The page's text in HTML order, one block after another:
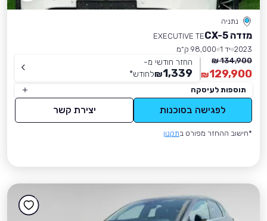
נתניה
מזדה CX-5
EXECUTIVE TE
2023 יד 1
98,000 ק״מ
134,900 ₪
129,900
₪
החזר חודשי מ-
1,339
₪לחודש*
תוספות לעיסקה
לפגישה בסוכנות יצירת קשר
*חישוב ההחזר מפורט בתקנון